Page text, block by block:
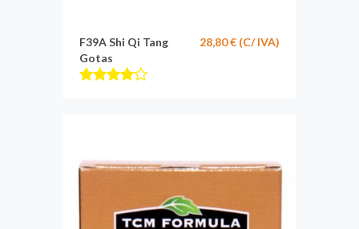
28,80 € (C/ IVA)
F39A Shi Qi Tang
Gotas